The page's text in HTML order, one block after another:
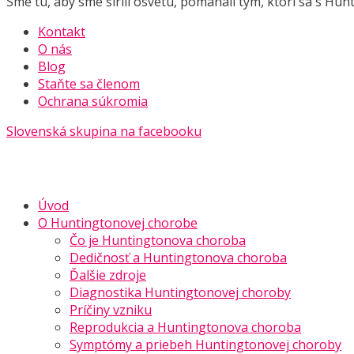
Kontakt
O nás
Blog
Staňte sa členom
Ochrana súkromia
Slovenská skupina na facebooku
Úvod
O Huntingtonovej chorobe
Čo je Huntingtonova choroba
Dedičnosť a Huntingtonova choroba
Ďalšie zdroje
Diagnostika Huntingtonovej choroby
Príčiny vzniku
Reprodukcia a Huntingtonova choroba
Symptómy a priebeh Huntingtonovej choroby